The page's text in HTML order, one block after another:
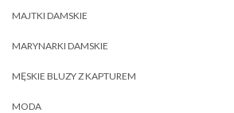
MAJTKI DAMSKIE
MARYNARKI DAMSKIE
MĘSKIE BLUZY Z KAPTUREM
MODA